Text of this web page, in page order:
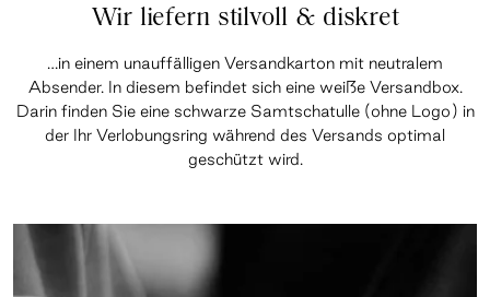
Wir liefern stilvoll & diskret
…in einem unauffälligen Versandkarton mit neutralem
Absender. In diesem befindet sich eine weiße Versandbox.
Darin finden Sie eine schwarze Samtschatulle (ohne Logo) in
der Ihr Verlobungsring während des Versands optimal
geschützt wird.